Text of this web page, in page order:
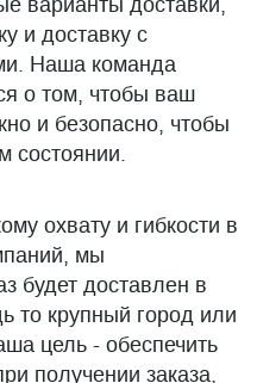
и доставку с
Наша команда
о том, чтобы ваш
и безопасно, чтобы
состоянии.
охвату и гибкости в
мы
будет доставлен в
то крупный город или
цель - обеспечить
получении заказа,